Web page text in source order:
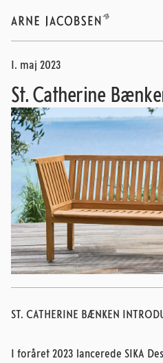
1. maj 2023
St. Catherine
ST. CATHERINE BÆNKEN
I foråret 2023 lancerede SIKA